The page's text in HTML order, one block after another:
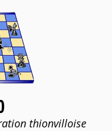
thionvilloise